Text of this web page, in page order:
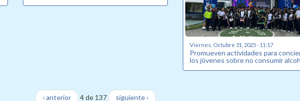
Viernes, Octubre 31, 2025 - 11:17
Promueven actividades para
los jóvenes sobre no consumir
‹ anterior 4 de 137 siguiente ›